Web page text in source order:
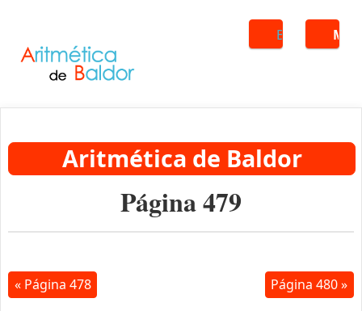
Buscar
Aritmética de Baldor
Página 479
« Página 478 Página 480 »